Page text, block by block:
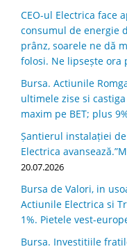
CEO-ul Electrica face
consumul de energie
prânz, soarele ne dă
folosi. Ne lipseşte ora
Bursa. Actiunile
ultimele zise si
maxim pe BET; plus
Șantierul instalației
Electrica
20.07.2026
Bursa de Valori, in
Actiunile Electrica si
1%. Pietele vest-
Bursa. Investitiile